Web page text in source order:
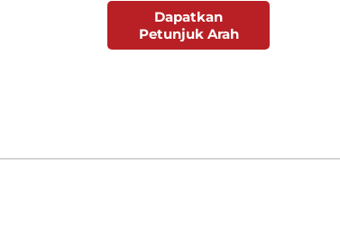
Dapatkan
Petunjuk Arah